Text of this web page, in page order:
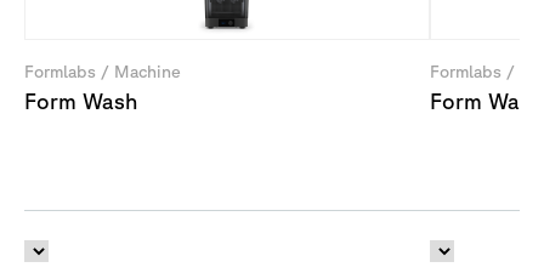
Formlabs / Machine
Form Wash
Formlabs /
Form